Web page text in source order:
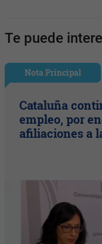
Te puede
Nota Principal
Cataluña
empleo, por
afiliaciones a